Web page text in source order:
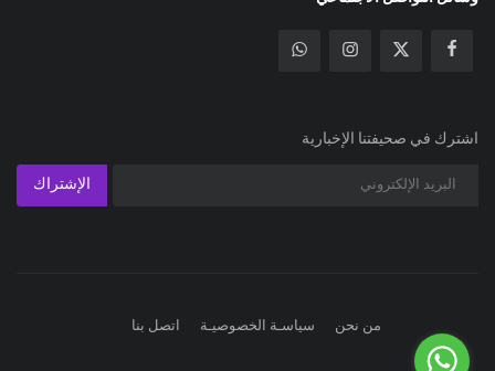
اشترك في صحيفتنا الإخبارية
الإشتراك
من نحن سياسـة الخصوصيـة اتصل بنا